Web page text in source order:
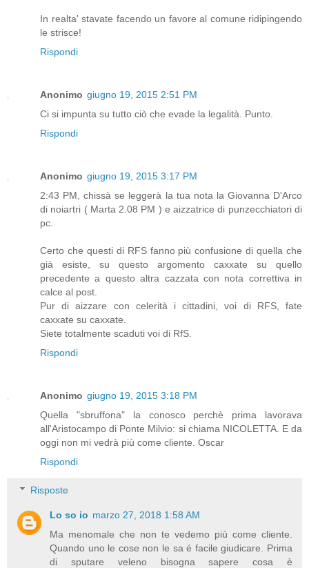
In realta' stavate facendo un favore al comune ridipingendo
le strisce!
Rispondi
Anonimo giugno 19, 2015 2:51 PM
Ci si impunta su tutto ciò che evade la legalità. Punto.
Rispondi
Anonimo giugno 19, 2015 3:17 PM
2:43 PM, chissà se leggerà la tua nota la Giovanna D'Arco
di noiartri ( Marta 2.08 PM ) e aizzatrice di punzecchiatori di
pc.
Certo che questi di RFS fanno più confusione di quella che
già esiste, su questo argomento caxxate su quello
precedente a questo altra cazzata con nota correttiva in
calce al post.
Pur di aizzare con celerità i cittadini, voi di RFS, fate
caxxate su caxxate.
Siete totalmente scaduti voi di RfS.
Rispondi
Anonimo giugno 19, 2015 3:18 PM
Quella "sbruffona" la conosco perchè prima lavorava
all'Aristocampo di Ponte Milvio: si chiama NICOLETTA. E da
oggi non mi vedrà più come cliente. Oscar
Rispondi
Risposte
Lo so io marzo 27, 2018 1:58 AM
Ma menomale che non te vedemo più come cliente.
Quando uno le cose non le sa é facile giudicare. Prima
di sputare veleno bisogna sapere cosa è